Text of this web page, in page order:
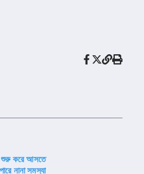
শুরু করে আসতে
পারে নানা সমস্যা